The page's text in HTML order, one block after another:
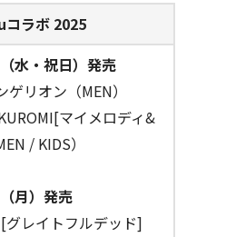
コラボ 2025
水・祝日）発売
リオン（MEN）
マイメロディ&
/ KIDS）
月）発売
レイトフルデッド]